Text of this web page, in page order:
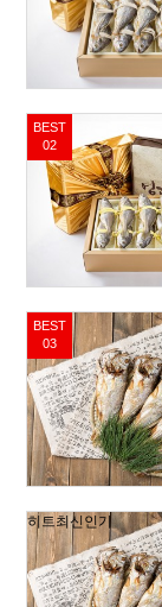
BEST
02
BEST
03
히트최신 인기